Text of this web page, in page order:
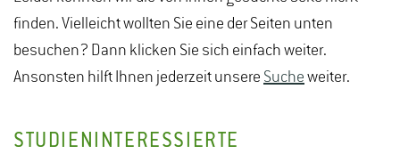
finden. Vielleicht wollten Sie eine der Seiten unten
besuchen? Dann klicken Sie sich einfach weiter.
Ansonsten hilft Ihnen jederzeit unsere Suche weiter.
STUDIENINTERESSIERTE